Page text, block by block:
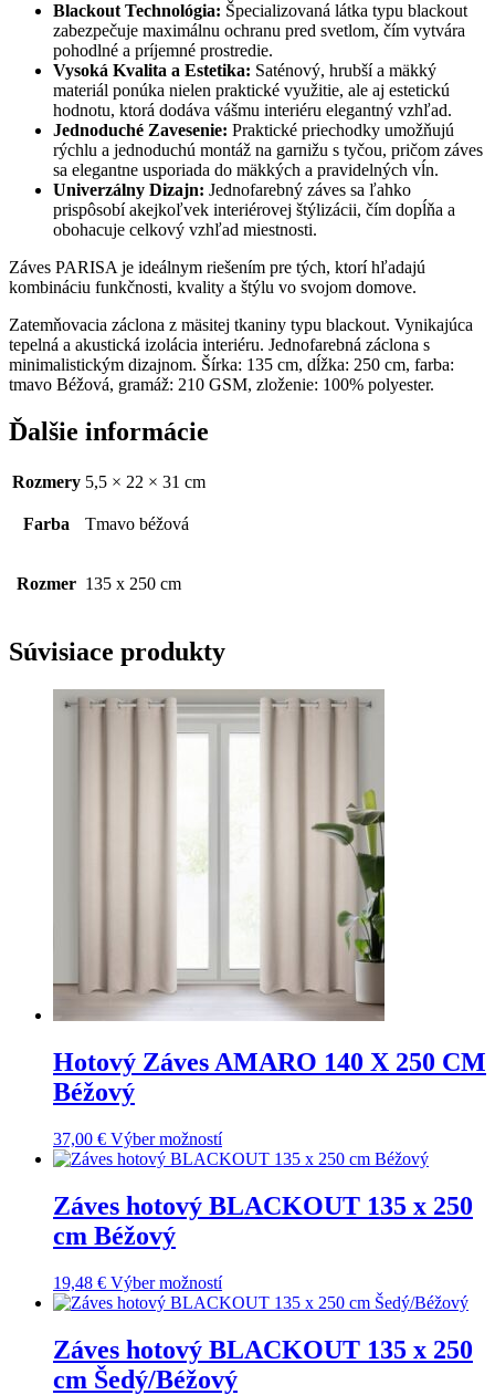
Blackout Technológia: Špecializovaná látka typu blackout
zabezpečuje maximálnu ochranu pred svetlom, čím vytvára
pohodlné a príjemné prostredie.
Vysoká Kvalita a Estetika: Saténový, hrubší a mäkký
materiál ponúka nielen praktické využitie, ale aj estetickú
hodnotu, ktorá dodáva vášmu interiéru elegantný vzhľad.
Jednoduché Zavesenie: Praktické priechodky umožňujú
rýchlu a jednoduchú montáž na garnižu s tyčou, pričom záves
sa elegantne usporiada do mäkkých a pravidelných vĺn.
Univerzálny Dizajn: Jednofarebný záves sa ľahko
prispôsobí akejkoľvek interiérovej štýlizácii, čím dopĺňa a
obohacuje celkový vzhľad miestnosti.
Záves PARISA je ideálnym riešením pre tých, ktorí hľadajú
kombináciu funkčnosti, kvality a štýlu vo svojom domove.
Zatemňovacia záclona z mäsitej tkaniny typu blackout. Vynikajúca
tepelná a akustická izolácia interiéru. Jednofarebná záclona s
minimalistickým dizajnom. Šírka: 135 cm, dĺžka: 250 cm, farba:
tmavo Béžová, gramáž: 210 GSM, zloženie: 100% polyester.
Ďalšie informácie
Rozmery 5,5 × 22 × 31 cm
Farba Tmavo béžová
Rozmer 135 x 250 cm
Súvisiace produkty
Hotový Záves AMARO 140 X 250 CM
Béžový
37,00 € Výber možností
Záves hotový BLACKOUT 135 x 250
cm Béžový
19,48 € Výber možností
Záves hotový BLACKOUT 135 x 250
cm Šedý/Béžový